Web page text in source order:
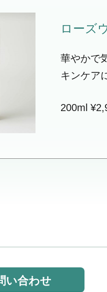
ローズ
華やかで
キンケア
200ml
い合わせ